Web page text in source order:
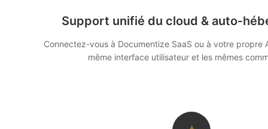
Support unifié du cloud &
Connectez-vous à Documentize SaaS ou à votre propre
même interface utilisateur et les mêmes